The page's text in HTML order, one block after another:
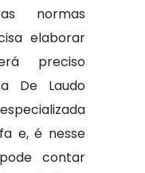
normas
elaborar
preciso
De Laudo
e, é nesse
contar